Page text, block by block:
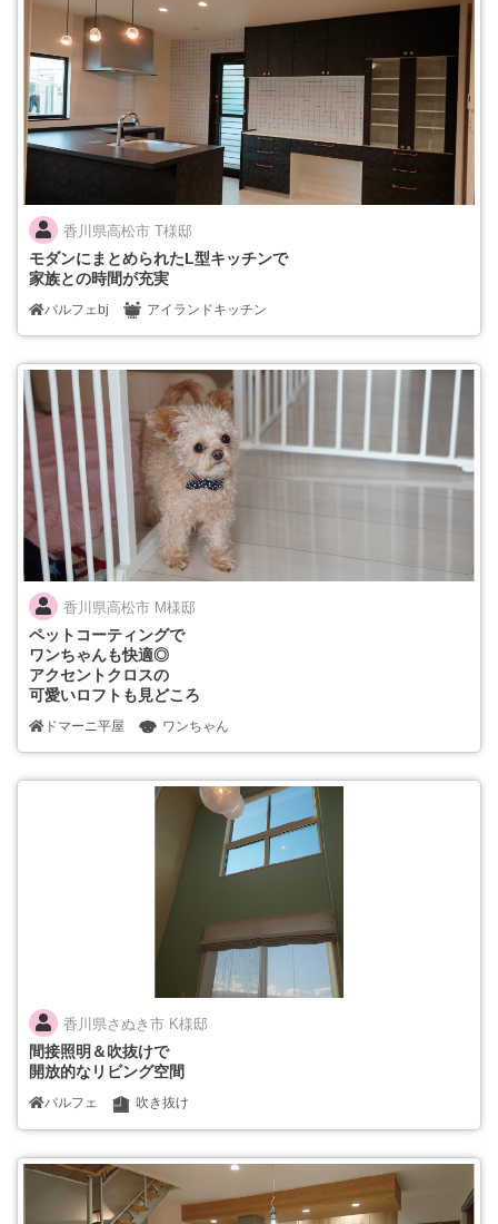
香川県高松市 T様邸
モダンにまとめられたL型キッチンで
家族との時間が充実
パルフェbj アイランドキッチン
香川県高松市 M様邸
ペットコーティングで
ワンちゃんも快適◎
アクセントクロスの
可愛いロフトも見どころ
ドマーニ平屋 ワンちゃん
香川県さぬき市 K様邸
間接照明＆吹抜けで
開放的なリビング空間
パルフェ 吹き抜け